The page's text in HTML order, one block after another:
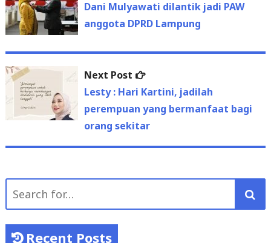
navigation
post:
Dani Mulyawati dilantik jadi PAW
anggota DPRD Lampung
Next Post
Next
post:
Lesty : Hari Kartini, jadilah
perempuan yang bermanfaat bagi
orang sekitar
Search
Recent Posts